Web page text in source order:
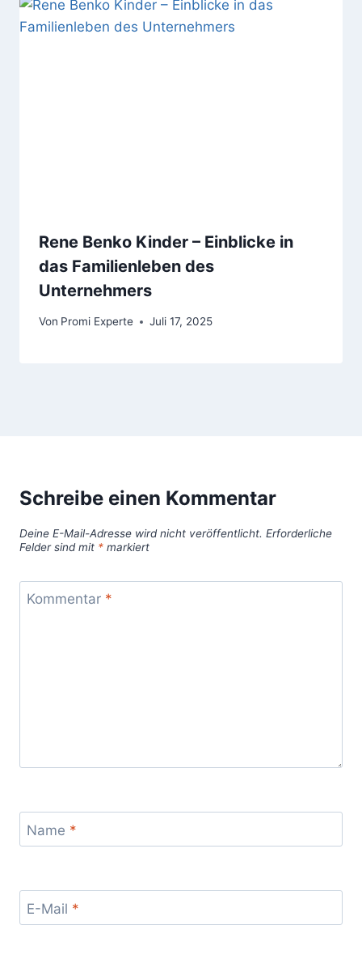
Rene Benko Kinder – Einblicke in
das Familienleben des
Unternehmers
Von Promi Experte Juli 17, 2025
Schreibe einen Kommentar
Deine E-Mail-Adresse wird nicht veröffentlicht. Erforderliche
Felder sind mit * markiert
Kommentar *
Name *
E-Mail *